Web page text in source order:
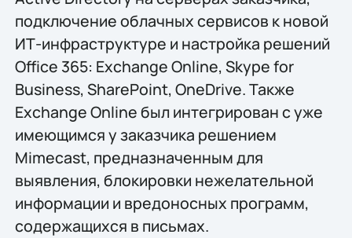
подключение облачных сервисов к новой
ИТ-инфраструктуре и настройка решений
Office 365: Exchange Online, Skype for
Business, SharePoint, OneDrive. Также
Exchange Online был интегрирован с уже
имеющимся у заказчика решением
Mimecast, предназначенным для
выявления, блокировки нежелательной
информации и вредоносных программ,
содержащихся в письмах.